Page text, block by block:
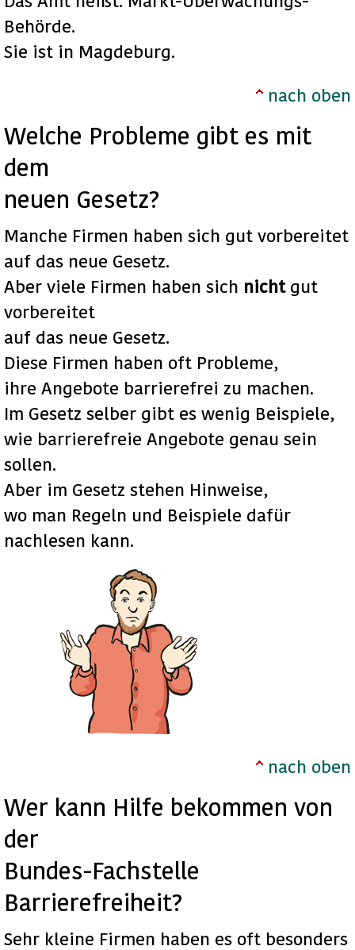
Behörde.
Sie ist in Magdeburg.
nach oben
Welche Probleme gibt es mit
dem
neuen Gesetz?
Manche Firmen haben sich gut vorbereitet
auf das neue Gesetz.
Aber viele Firmen haben sich nichtgut
vorbereitet
auf das neue Gesetz.
Diese Firmen haben oft Probleme,
ihre Angebote barrierefrei zu machen.
Im Gesetz selber gibt es wenig Beispiele,
wie barrierefreie Angebote genau sein
sollen.
Aber im Gesetz stehen Hinweise,
wo man Regeln und Beispiele dafür
nachlesen kann.
nach oben
Wer kann Hilfe bekommen von
der
Bundes-Fachstelle
Barrierefreiheit?
Sehr kleine Firmen haben es oft besonders